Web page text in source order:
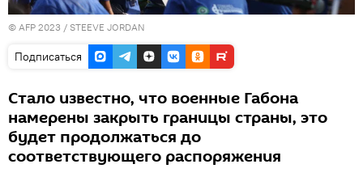
© AFP 2023 / STEEVE JORDAN
Подписаться
Стало известно, что военные Габона
намерены закрыть границы страны, это
будет продолжаться до
соответствующего распоряжения